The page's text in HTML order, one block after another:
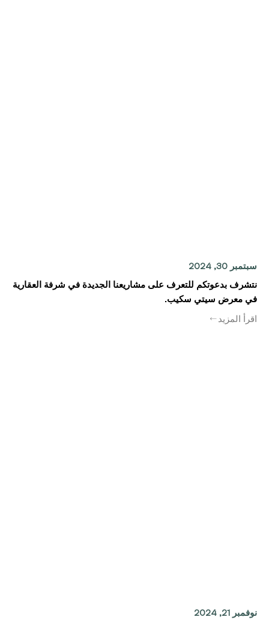
سبتمبر 30, 2024
نتشرف بدعوتكم للتعرف على مشاريعنا الجديدة في شرفة العقارية
في معرض سيتي سكيب.
اقرأ المزيد
نوفمبر 21, 2024